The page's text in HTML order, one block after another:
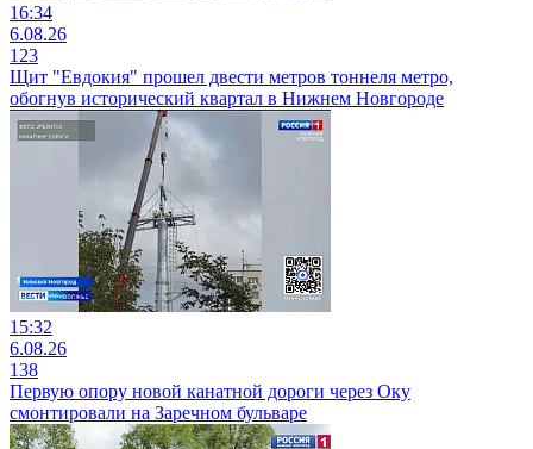
16:34
6.08.26
123
Щит "Евдокия" прошел двести метров тоннеля метро,
обогнув исторический квартал в Нижнем Новгороде
15:32
6.08.26
138
Первую опору новой канатной дороги через Оку
смонтировали на Заречном бульваре